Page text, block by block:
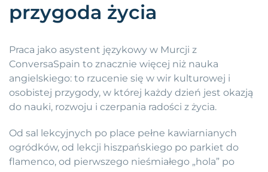
przygoda życia
Praca jako asystent językowy w Murcji z
ConversaSpain to znacznie więcej niż nauka
angielskiego: to rzucenie się w wir kulturowej i
osobistej przygody, w której każdy dzień jest okazją
do nauki, rozwoju i czerpania radości z życia.
Od sal lekcyjnych po place pełne kawiarnianych
ogródków, od lekcji hiszpańskiego po parkiet do
flamenco, od pierwszego nieśmiałego „hola” po